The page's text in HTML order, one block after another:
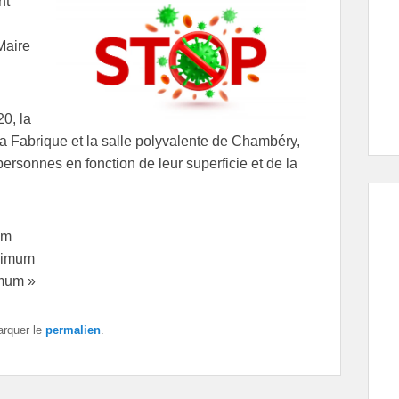
la
Fabrique et la salle polyvalente de Chambéry,
en fonction de leur superficie et de la
»
le permalien